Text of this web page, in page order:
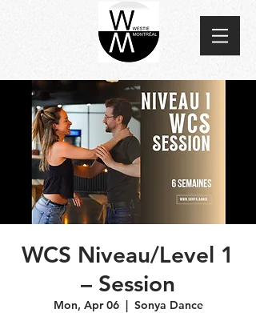
WCS Niveau/Level 1
– Session
Mon, Apr 06
  |
Sonya Dance